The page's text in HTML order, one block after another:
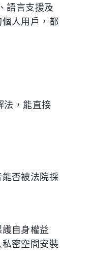
語言支援及
人用戶，都
法，能直接
否被法院採
自身權益
密空間安裝